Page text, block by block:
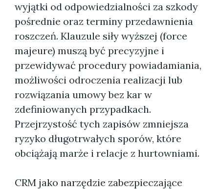
wyjątki od odpowiedzialności za szkody
pośrednie oraz terminy przedawnienia
roszczeń. Klauzule siły wyższej (force
majeure) muszą być precyzyjne i
przewidywać procedury powiadamiania,
możliwości odroczenia realizacji lub
rozwiązania umowy bez kar w
zdefiniowanych przypadkach.
Przejrzystość tych zapisów zmniejsza
ryzyko długotrwałych sporów, które
obciążają marże i relacje z hurtowniami.
CRM jako narzędzie zabezpieczające